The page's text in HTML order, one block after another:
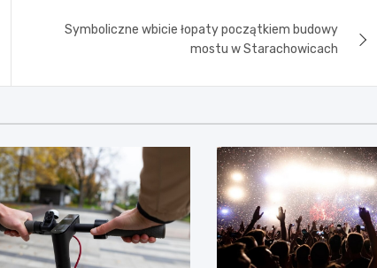
Symboliczne wbicie łopaty początkiem budowy
mostu w Starachowicach